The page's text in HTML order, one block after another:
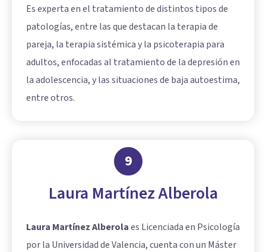
Es experta en el tratamiento de distintos tipos de
patologías, entre las que destacan la terapia de
pareja, la terapia sistémica y la psicoterapia para
adultos, enfocadas al tratamiento de la depresión en
la adolescencia, y las situaciones de baja autoestima,
entre otros.
9
Laura Martínez Alberola
Laura Martínez Alberolaes Licenciada en Psicología
por la Universidad de Valencia, cuenta con un Máster